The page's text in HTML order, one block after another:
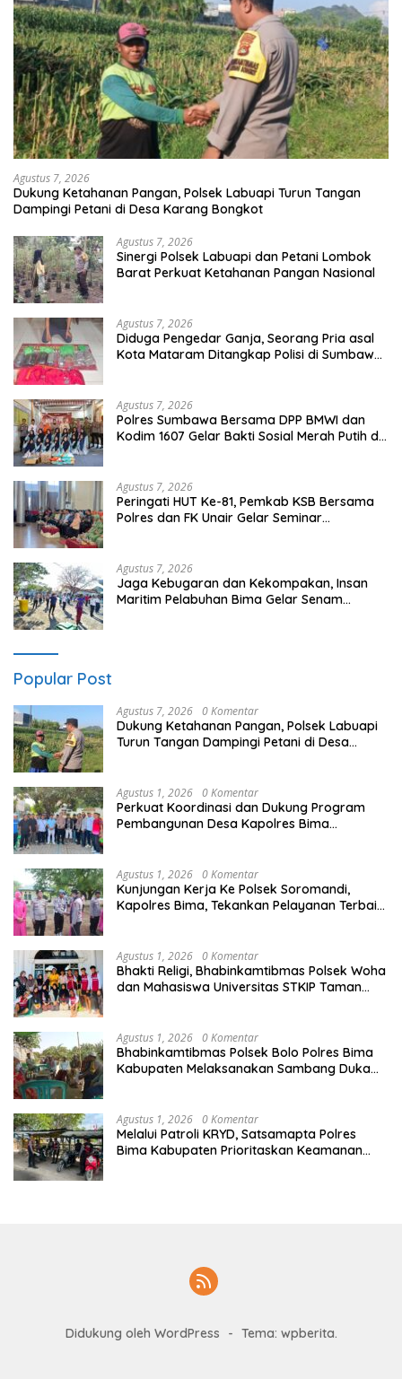
Agustus 7, 2026
Dukung Ketahanan Pangan, Polsek Labuapi Turun Tangan
Dampingi Petani di Desa Karang Bongkot
Agustus 7, 2026
Sinergi Polsek Labuapi dan Petani Lombok
Barat Perkuat Ketahanan Pangan Nasional
Agustus 7, 2026
Diduga Pengedar Ganja, Seorang Pria asal
Kota Mataram Ditangkap Polisi di Sumbawa
Agustus 7, 2026
Polres Sumbawa Bersama DPP BMWI dan
Kodim 1607 Gelar Bakti Sosial Merah Putih di
Agustus 7, 2026
Peringati HUT Ke-81, Pemkab KSB Bersama
Polres dan FK Unair Gelar Seminar
Agustus 7, 2026
Jaga Kebugaran dan Kekompakan, Insan
Maritim Pelabuhan Bima Gelar Senam
Popular Post
Agustus 7, 2026 0 Komentar
Dukung Ketahanan Pangan, Polsek Labuapi
Turun Tangan Dampingi Petani di Desa
Agustus 1, 2026 0 Komentar
Perkuat Koordinasi dan Dukung Program
Pembangunan Desa Kapolres Bima
Agustus 1, 2026 0 Komentar
Kunjungan Kerja Ke Polsek Soromandi,
Kapolres Bima, Tekankan Pelayanan Terbaik
Agustus 1, 2026 0 Komentar
Bhakti Religi, Bhabinkamtibmas Polsek Woha
dan Mahasiswa Universitas STKIP Taman
Agustus 1, 2026 0 Komentar
Bhabinkamtibmas Polsek Bolo Polres Bima
Kabupaten Melaksanakan Sambang Duka
Agustus 1, 2026 0 Komentar
Melalui Patroli KRYD, Satsamapta Polres
Bima Kabupaten Prioritaskan Keamanan
Didukung oleh WordPress - Tema: wpberita.